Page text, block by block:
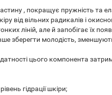
, покращує пружність та
від вільних радикалів і
ліній, але й запобігає їх
зберегти молодість,
цього компонента
гідрації шкіри;